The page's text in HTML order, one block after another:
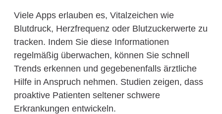
Viele Apps erlauben es, Vitalzeichen wie
Blutdruck, Herzfrequenz oder Blutzuckerwerte zu
tracken. Indem Sie diese Informationen
regelmäßig überwachen, können Sie schnell
Trends erkennen und gegebenenfalls ärztliche
Hilfe in Anspruch nehmen. Studien zeigen, dass
proaktive Patienten seltener schwere
Erkrankungen entwickeln.